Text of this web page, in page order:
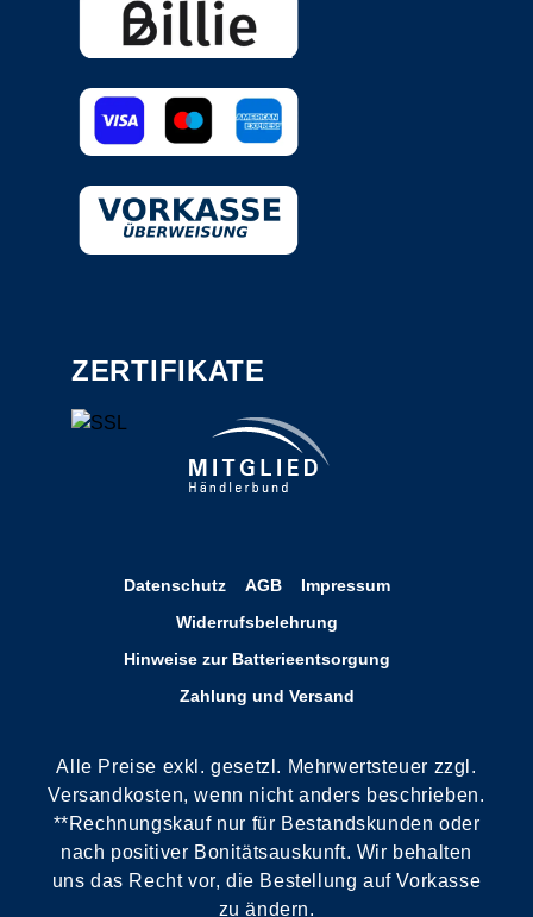
ZERTIFIKATE
Datenschutz AGB
Impressum
Widerrufsbelehrung
Hinweise zur Batterieentsorgung
Zahlung und Versand
Alle Preise exkl. gesetzl. Mehrwertsteuer zzgl.
Versandkosten, wenn nicht anders beschrieben.
**Rechnungskauf nur für Bestandskunden oder
nach positiver Bonitätsauskunft. Wir behalten
uns das Recht vor, die Bestellung auf Vorkasse
zu ändern.